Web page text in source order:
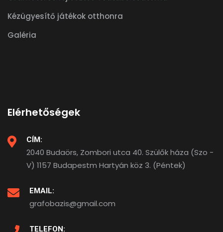
Kézügyesítő játékok otthonra
Galéria
Elérhetőségek
CÍM:
2040 Budaörs, Zombori utca 40. Szülők háza (Szo -
V) 1157 Budapestm Hartyán köz 3. (Péntek)
EMAIL:
grafobazis@gmail.com
TELEFON: